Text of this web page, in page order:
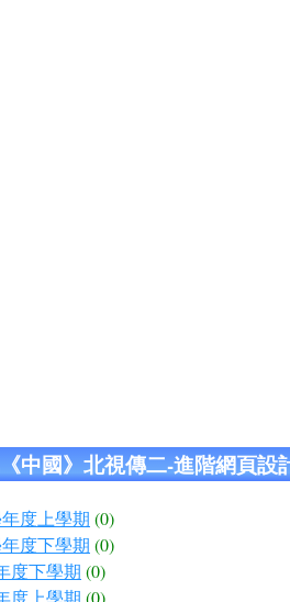
《中國》北視傳二-進階網頁設
年度上學期 (0)
年度下學期 (0)
度下學期 (0)
度上學期 (0)